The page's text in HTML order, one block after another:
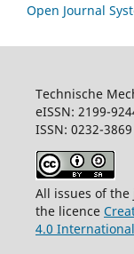
Open Journal
Technische
eISSN: 2199-
All issues of
the licence
4.0 International